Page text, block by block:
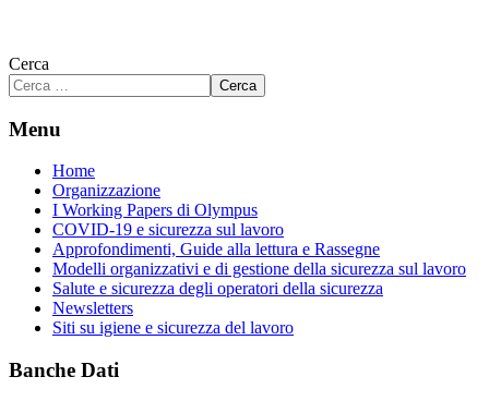
Cerca
Cerca
Menu
Home
Organizzazione
I Working Papers di Olympus
COVID-19 e sicurezza sul lavoro
Approfondimenti, Guide alla lettura e Rassegne
Modelli organizzativi e di gestione della sicurezza sul lavoro
Salute e sicurezza degli operatori della sicurezza
Newsletters
Siti su igiene e sicurezza del lavoro
Banche Dati